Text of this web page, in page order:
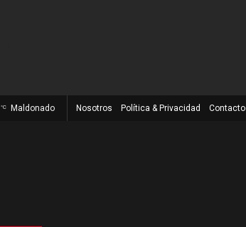
°C Maldonado Nosotros Política & Privacidad Contacto